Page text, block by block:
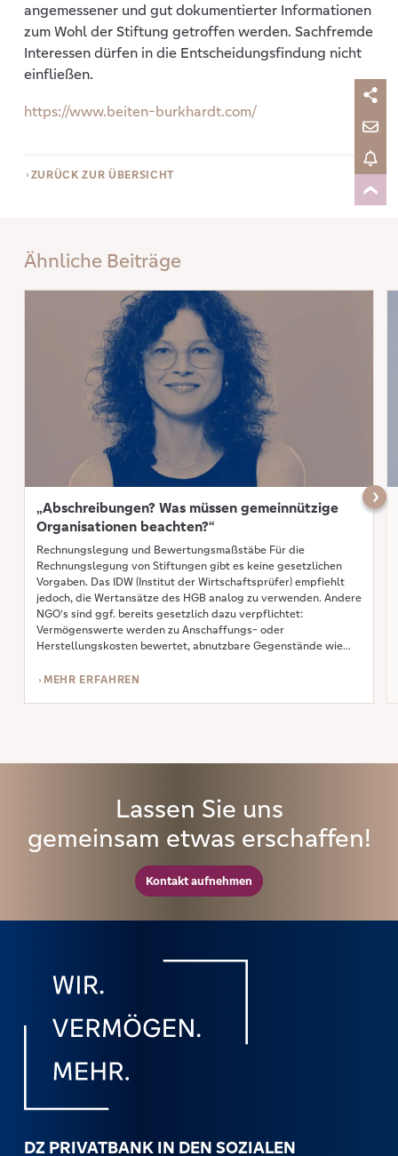
angemessener und gut dokumentierter Informationen
zum Wohl der Stiftung getroffen werden. Sachfremde
Interessen dürfen in die Entscheidungsfindung nicht
einfließen.
https://www.beiten-burkhardt.com/
ZURÜCK ZUR ÜBERSICHT
Ähnliche Beiträge
Mehr erfahren: „Abschreibungen? Was müssen gemeinnützige
„Abschreibungen? Was müssen gemeinnützige
Organisationen beachten?“
Rechnungslegung und Bewertungsmaßstäbe Für die
Rechnungslegung von Stiftungen gibt es keine gesetzlichen
Vorgaben. Das IDW (Institut der Wirtschaftsprüfer) empfiehlt
jedoch, die Wertansätze des HGB analog zu verwenden. Andere
NGO’s sind ggf. bereits gesetzlich dazu verpflichtet:
Vermögenswerte werden zu Anschaffungs- oder
Herstellungskosten bewertet, abnutzbare Gegenstände wie
Nutzungsdauer hierfür orientiert sich meist […]
MEHR ERFAHREN
Lassen Sie uns
gemeinsam etwas erschaffen!
Kontakt aufnehmen
DZ PRIVATBANK IN DEN SOZIALEN